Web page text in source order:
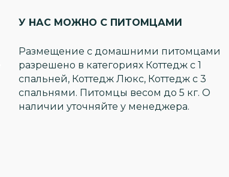
У НАС МОЖНО С ПИТОМЦАМИ
Размещение с домашними питомцами
разрешено в категориях Коттедж с 1
спальней, Коттедж Люкс, Коттедж с 3
спальнями. Питомцы весом до 5 кг. О
наличии уточняйте у менеджера.